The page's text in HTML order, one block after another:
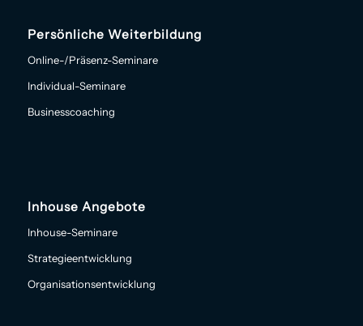
Persönliche Weiterbildung
Online-/Präsenz-Seminare
Individual-Seminare
Businesscoaching
Inhouse Angebote
Inhouse-Seminare
Strategieentwicklung
Organisationsentwicklung